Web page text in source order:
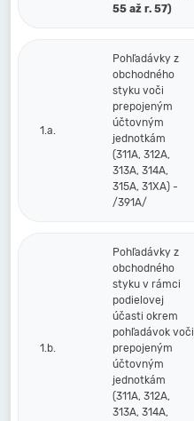
55 až r. 57)
1.a.
Pohľadávky z
obchodného
styku voči
prepojeným
účtovným
jednotkám
(311A, 312A,
313A, 314A,
315A, 31XA) -
/391A/
1.b.
Pohľadávky z
obchodného
styku v rámci
podielovej
účasti okrem
pohľadávok voči
prepojeným
účtovným
jednotkám
(311A, 312A,
313A, 314A,